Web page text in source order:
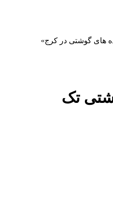
های گوشتی در کرج»
تک